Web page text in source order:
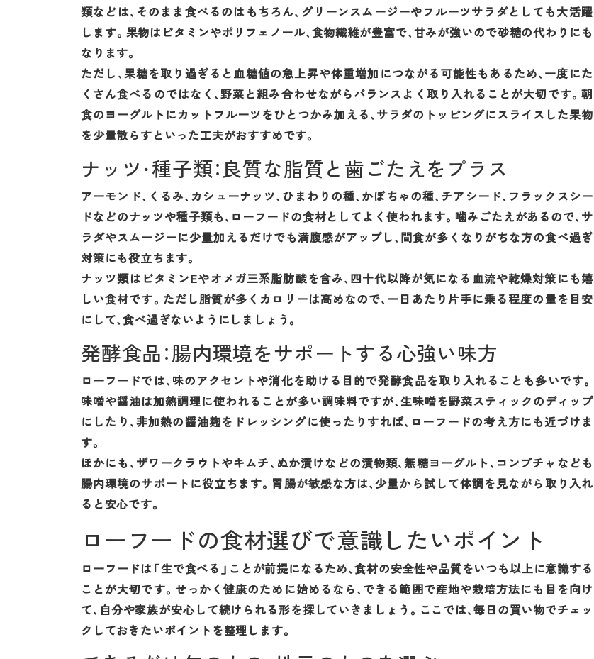
類などは、そのまま食べるのはもちろん、グリーンスムージーやフルーツサラダとしても大活躍
します。果物はビタミンやポリフェノール、食物繊維が豊富で、甘みが強いので砂糖の代わりにも
なります。
ただし、果糖を取り過ぎると血糖値の急上昇や体重増加につながる可能性もあるため、一度にた
くさん食べるのではなく、野菜と組み合わせながらバランスよく取り入れることが大切です。朝
食のヨーグルトにカットフルーツをひとつかみ加える、サラダのトッピングにスライスした果物
を少量散らすといった工夫がおすすめです。
ナッツ・種子類：良質な脂質と歯ごたえをプラス
アーモンド、くるみ、カシューナッツ、ひまわりの種、かぼちゃの種、チアシード、フラックスシー
ドなどのナッツや種子類も、ローフードの食材としてよく使われます。噛みごたえがあるので、サ
ラダやスムージーに少量加えるだけでも満腹感がアップし、間食が多くなりがちな方の食べ過ぎ
対策にも役立ちます。
ナッツ類はビタミンEやオメガ三系脂肪酸を含み、四十代以降が気になる血流や乾燥対策にも嬉
しい食材です。ただし脂質が多くカロリーは高めなので、一日あたり片手に乗る程度の量を目安
にして、食べ過ぎないようにしましょう。
発酵食品：腸内環境をサポートする心強い味方
ローフードでは、味のアクセントや消化を助ける目的で発酵食品を取り入れることも多いです。
味噌や醤油は加熱調理に使われることが多い調味料ですが、生味噌を野菜スティックのディップ
にしたり、非加熱の醤油麹をドレッシングに使ったりすれば、ローフードの考え方にも近づけま
す。
ほかにも、ザワークラウトやキムチ、ぬか漬けなどの漬物類、無糖ヨーグルト、コンブチャなども
腸内環境のサポートに役立ちます。胃腸が敏感な方は、少量から試して体調を見ながら取り入れ
ると安心です。
ローフードの食材選びで意識したいポイント
ローフードは「生で食べる」ことが前提になるため、食材の安全性や品質をいつも以上に意識する
ことが大切です。せっかく健康のために始めるなら、できる範囲で産地や栽培方法にも目を向け
て、自分や家族が安心して続けられる形を探していきましょう。ここでは、毎日の買い物でチェッ
クしておきたいポイントを整理します。